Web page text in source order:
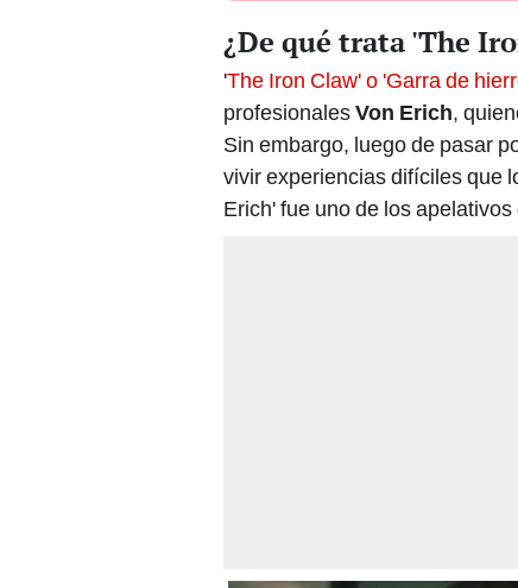
¿De qué trata 'The
'The Iron Claw' o 'Garra de
profesionalesVon Erich,
Sin embargo, luego de pasar
vivir experiencias difíciles que
Erich' fue uno de los